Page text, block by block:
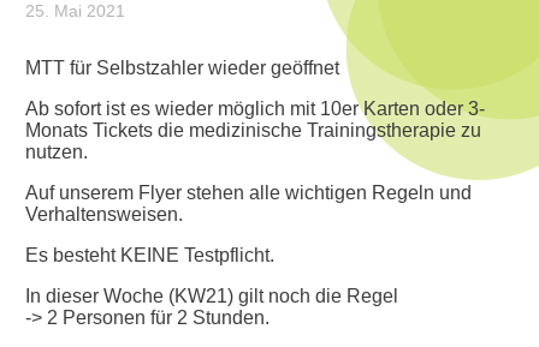
25. Mai 2021
MTT für Selbstzahler wieder geöffnet
Ab sofort ist es wieder möglich mit 10er Karten oder 3-
Monats Tickets die medizinische Trainingstherapie zu
nutzen.
Auf unserem Flyer stehen alle wichtigen Regeln und
Verhaltensweisen.
Es besteht KEINE Testpflicht.
In dieser Woche (KW21) gilt noch die Regel
-> 2 Personen für 2 Stunden.